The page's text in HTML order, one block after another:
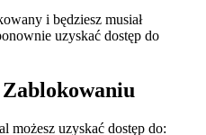
i będziesz musiał
uzyskać dostęp do
Zablokowaniu
możesz uzyskać dostęp do: